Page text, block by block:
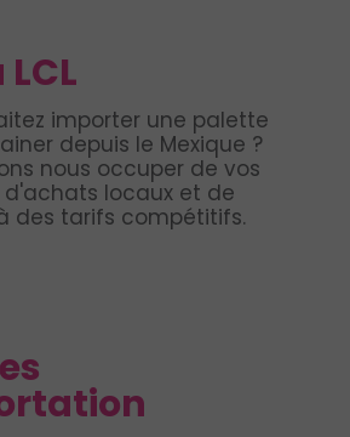
importer une palette
depuis le Mexique ?
nous occuper de vos
locaux et de
des tarifs compétitifs.
LCL